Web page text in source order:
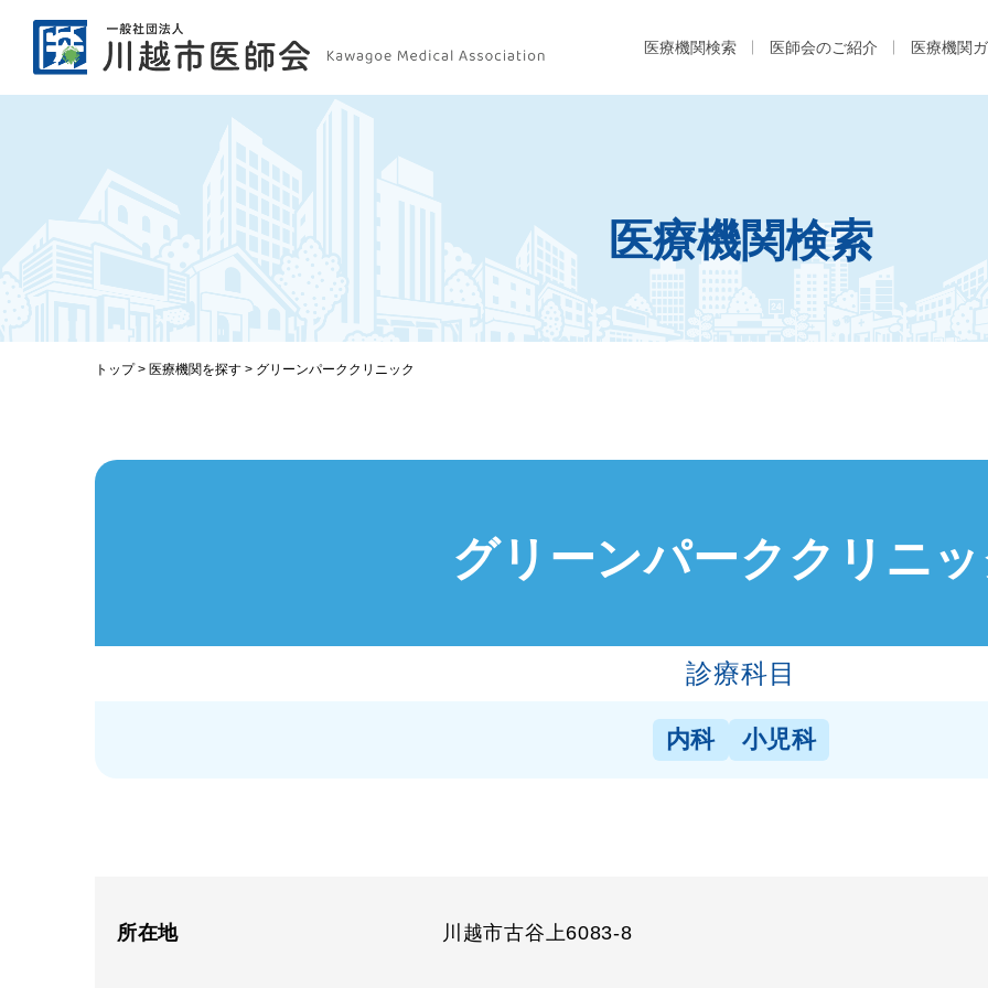
医療機関検索 医師会のご紹介 医療機関
医療機関検索
トップ> 医療機関を探す > グリーンパーククリニック
グリーンパーククリニ
診療科目
内科 小児科
所在地 川越市古谷上6083-8